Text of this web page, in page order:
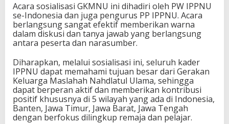
Acara sosialisasi GKMNU ini dihadiri oleh PW IPPNU
se-Indonesia dan juga pengurus PP IPPNU. Acara
berlangsung sangat efektif memberikan warna
dalam diskusi dan tanya jawab yang berlangsung
antara peserta dan narasumber.
Diharapkan, melalui sosialisasi ini, seluruh kader
IPPNU dapat memahami tujuan besar dari Gerakan
Keluarga Maslahah Nahdlatul Ulama, sehingga
dapat berperan aktif dan memberikan kontribusi
positif khususnya di 5 wilayah yang ada di Indonesia,
Banten, Jawa Timur, Jawa Barat, Jawa Tengah
dengan berfokus dilingkup remaja dan pelajar.